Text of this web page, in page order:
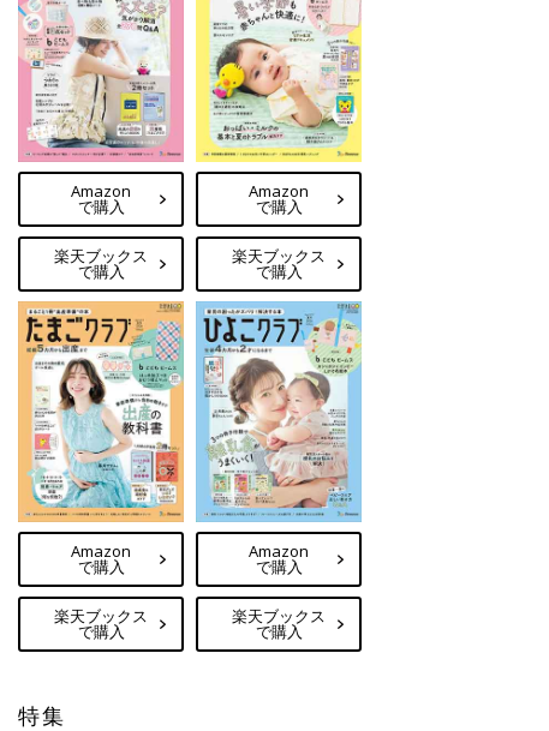
Amazon
で購入
楽天ブックス
で購入
Amazon
で購入
楽天ブックス
で購入
Amazon
で購入
楽天ブックス
で購入
Amazon
で購入
楽天ブックス
で購入
特集